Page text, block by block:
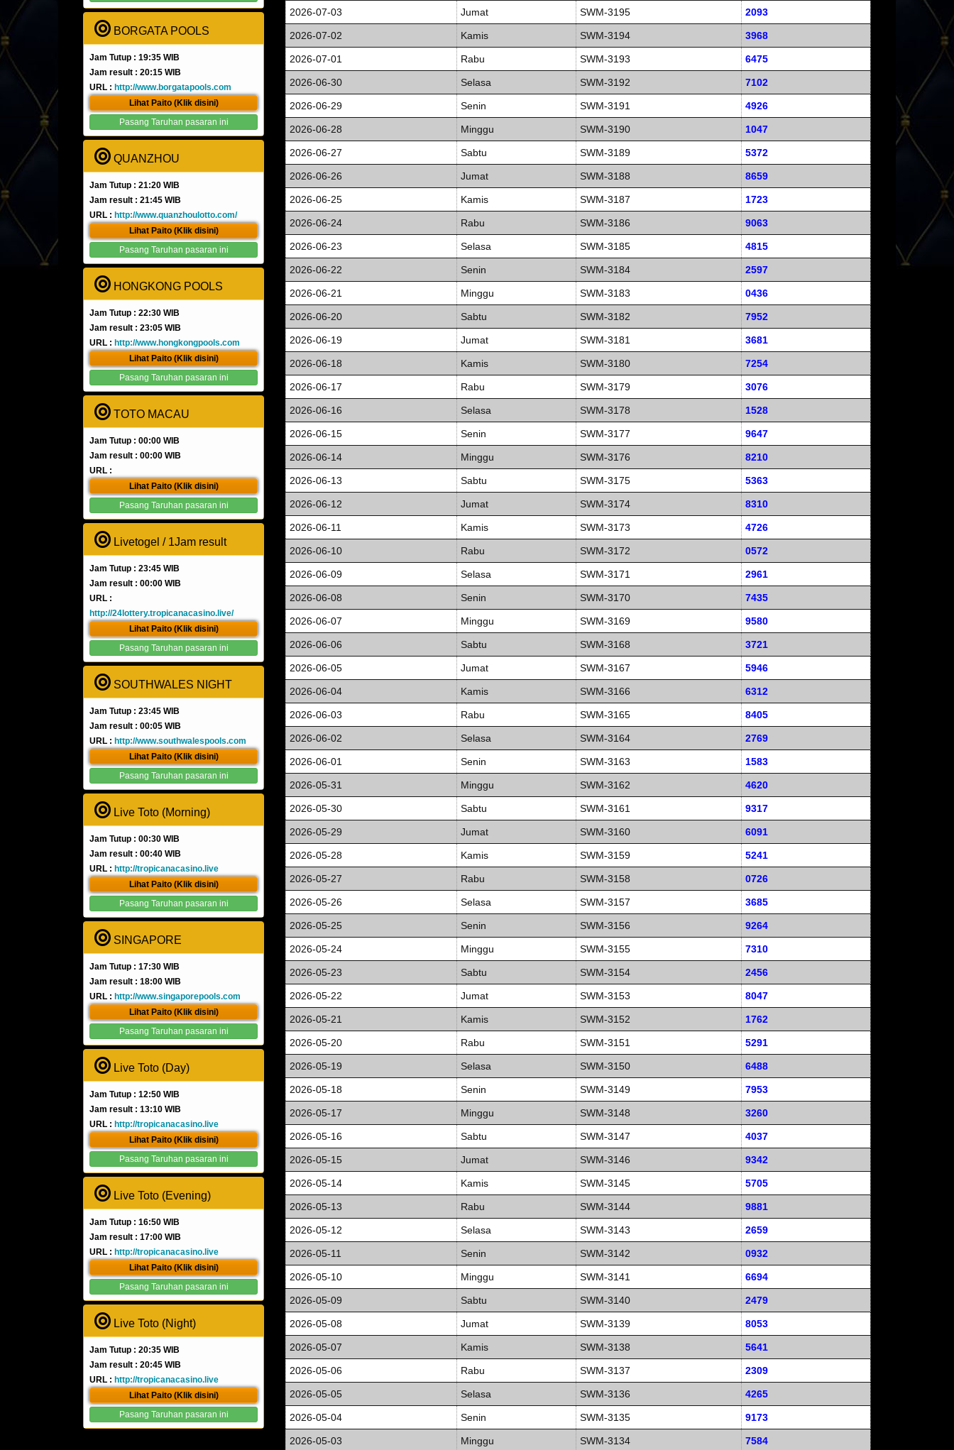
BORGATA POOLS
Jam Tutup : 19:35 WIB
Jam result : 20:15 WIB
URL : http://www.borgatapools.com
Lihat Paito (Klik disini)
Pasang Taruhan pasaran ini
QUANZHOU
Jam Tutup : 21:20 WIB
Jam result : 21:45 WIB
URL : http://www.quanzhoulotto.com/
Lihat Paito (Klik disini)
Pasang Taruhan pasaran ini
HONGKONG POOLS
Jam Tutup : 22:30 WIB
Jam result : 23:05 WIB
URL : http://www.hongkongpools.com
Lihat Paito (Klik disini)
Pasang Taruhan pasaran ini
TOTO MACAU
Jam Tutup : 00:00 WIB
Jam result : 00:00 WIB
URL :
Lihat Paito (Klik disini)
Pasang Taruhan pasaran ini
Livetogel / 1Jam result
Jam Tutup : 23:45 WIB
Jam result : 00:00 WIB
URL :
http://24lottery.tropicanacasino.live/
Lihat Paito (Klik disini)
Pasang Taruhan pasaran ini
SOUTHWALES NIGHT
Jam Tutup : 23:45 WIB
Jam result : 00:05 WIB
URL : http://www.southwalespools.com
Lihat Paito (Klik disini)
Pasang Taruhan pasaran ini
Live Toto (Morning)
Jam Tutup : 00:30 WIB
Jam result : 00:40 WIB
URL : http://tropicanacasino.live
Lihat Paito (Klik disini)
Pasang Taruhan pasaran ini
SINGAPORE
Jam Tutup : 17:30 WIB
Jam result : 18:00 WIB
URL : http://www.singaporepools.com
Lihat Paito (Klik disini)
Pasang Taruhan pasaran ini
Live Toto (Day)
Jam Tutup : 12:50 WIB
Jam result : 13:10 WIB
URL : http://tropicanacasino.live
Lihat Paito (Klik disini)
Pasang Taruhan pasaran ini
Live Toto (Evening)
Jam Tutup : 16:50 WIB
Jam result : 17:00 WIB
URL : http://tropicanacasino.live
Lihat Paito (Klik disini)
Pasang Taruhan pasaran ini
Live Toto (Night)
Jam Tutup : 20:35 WIB
Jam result : 20:45 WIB
URL : http://tropicanacasino.live
Lihat Paito (Klik disini)
Pasang Taruhan pasaran ini
2026-07-03 Jumat SWM-3195 2093
2026-07-02 Kamis SWM-3194 3968
2026-07-01 Rabu SWM-3193 6475
2026-06-30 Selasa SWM-3192 7102
2026-06-29 Senin SWM-3191 4926
2026-06-28 Minggu SWM-3190 1047
2026-06-27 Sabtu SWM-3189 5372
2026-06-26 Jumat SWM-3188 8659
2026-06-25 Kamis SWM-3187 1723
2026-06-24 Rabu SWM-3186 9063
2026-06-23 Selasa SWM-3185 4815
2026-06-22 Senin SWM-3184 2597
2026-06-21 Minggu SWM-3183 0436
2026-06-20 Sabtu SWM-3182 7952
2026-06-19 Jumat SWM-3181 3681
2026-06-18 Kamis SWM-3180 7254
2026-06-17 Rabu SWM-3179 3076
2026-06-16 Selasa SWM-3178 1528
2026-06-15 Senin SWM-3177 9647
2026-06-14 Minggu SWM-3176 8210
2026-06-13 Sabtu SWM-3175 5363
2026-06-12 Jumat SWM-3174 8310
2026-06-11 Kamis SWM-3173 4726
2026-06-10 Rabu SWM-3172 0572
2026-06-09 Selasa SWM-3171 2961
2026-06-08 Senin SWM-3170 7435
2026-06-07 Minggu SWM-3169 9580
2026-06-06 Sabtu SWM-3168 3721
2026-06-05 Jumat SWM-3167 5946
2026-06-04 Kamis SWM-3166 6312
2026-06-03 Rabu SWM-3165 8405
2026-06-02 Selasa SWM-3164 2769
2026-06-01 Senin SWM-3163 1583
2026-05-31 Minggu SWM-3162 4620
2026-05-30 Sabtu SWM-3161 9317
2026-05-29 Jumat SWM-3160 6091
2026-05-28 Kamis SWM-3159 5241
2026-05-27 Rabu SWM-3158 0726
2026-05-26 Selasa SWM-3157 3685
2026-05-25 Senin SWM-3156 9264
2026-05-24 Minggu SWM-3155 7310
2026-05-23 Sabtu SWM-3154 2456
2026-05-22 Jumat SWM-3153 8047
2026-05-21 Kamis SWM-3152 1762
2026-05-20 Rabu SWM-3151 5291
2026-05-19 Selasa SWM-3150 6488
2026-05-18 Senin SWM-3149 7953
2026-05-17 Minggu SWM-3148 3260
2026-05-16 Sabtu SWM-3147 4037
2026-05-15 Jumat SWM-3146 9342
2026-05-14 Kamis SWM-3145 5705
2026-05-13 Rabu SWM-3144 9881
2026-05-12 Selasa SWM-3143 2659
2026-05-11 Senin SWM-3142 0932
2026-05-10 Minggu SWM-3141 6694
2026-05-09 Sabtu SWM-3140 2479
2026-05-08 Jumat SWM-3139 8053
2026-05-07 Kamis SWM-3138 5641
2026-05-06 Rabu SWM-3137 2309
2026-05-05 Selasa SWM-3136 4265
2026-05-04 Senin SWM-3135 9173
2026-05-03 Minggu SWM-3134 7584